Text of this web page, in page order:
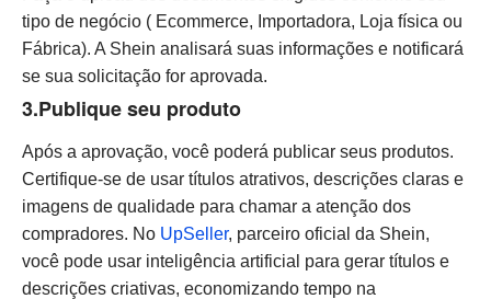
tipo de negócio ( Ecommerce, Importadora, Loja física ou
Fábrica). A Shein analisará suas informações e notificará
se sua solicitação for aprovada.
3.Publique seu produto
Após a aprovação, você poderá publicar seus produtos.
Certifique-se de usar títulos atrativos, descrições claras e
imagens de qualidade para chamar a atenção dos
compradores. No UpSeller, parceiro oficial da Shein,
você pode usar inteligência artificial para gerar títulos e
descrições criativas, economizando tempo na